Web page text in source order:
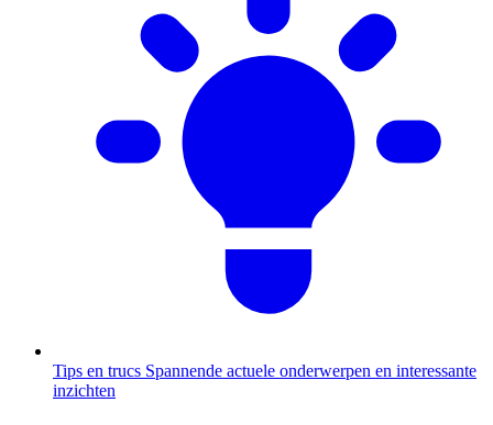
Tips en trucs Spannende actuele onderwerpen en interessante
inzichten